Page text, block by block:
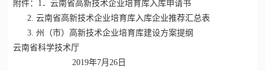
附件：1．云南省高新技术企业培育库入库申请书
2. 云南省高新技术企业培育库入库企业推荐汇总表
3. 州（市）高新技术企业培育库建设方案提纲
云南省科学技术厅
2019年7月26日